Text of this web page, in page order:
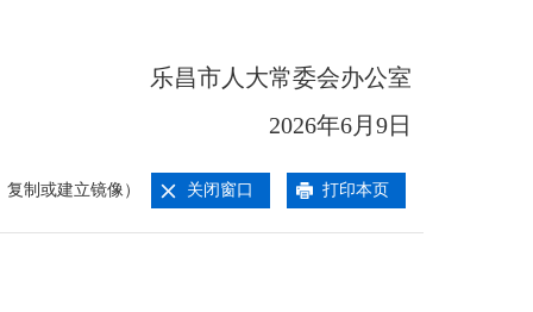
乐昌市人大常委会办公室
2026年6月9日
制或建立镜像） 关闭窗口 打印本页